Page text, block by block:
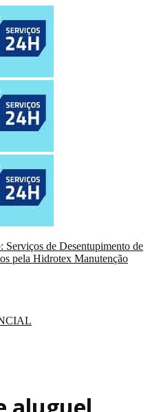
Serviços de Desentupimento de
pela Hidrotex Manutenção